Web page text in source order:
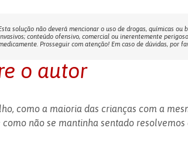
solução não deverá mencionar o uso de drogas, químicas ou
conteúdo ofensivo, comercial ou inerentemente
Prosseguir com atenção! Em caso de dúvidas, por
o autor
como a maioria das crianças com a
como não se mantinha sentado